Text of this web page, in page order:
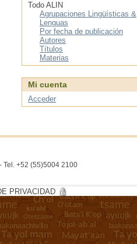
Todo ALIN
Agrupaciones Lingüísticas &
Lenguas
Por fecha de publicación
Autores
Títulos
Materias
Mi cuenta
Acceder
Tel. +52 (55)5004 2100
PRIVACIDAD